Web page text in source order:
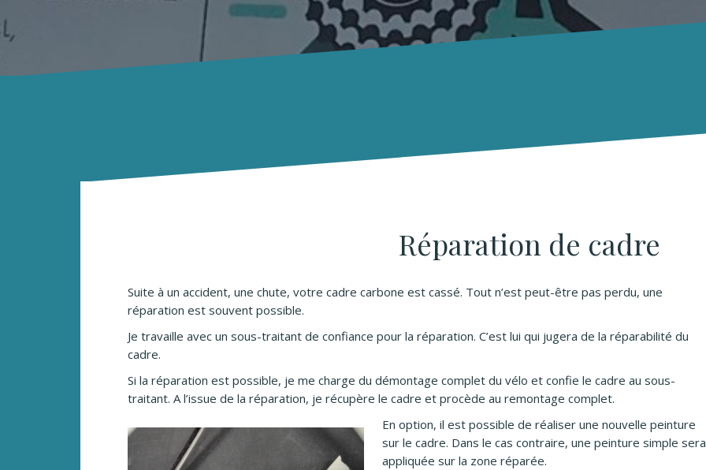
Réparation de cadre
Suite à un accident, une chute, votre cadre carbone est cassé. Tout n’est peut-être pas perdu, une
réparation est souvent possible.
Je travaille avec un sous-traitant de confiance pour la réparation. C’est lui qui jugera de la réparabilité du
cadre.
Si la réparation est possible, je me charge du démontage complet du vélo et confie le cadre au sous-
traitant. A l’issue de la réparation, je récupère le cadre et procède au remontage complet.
En option, il est possible de réaliser une nouvelle peinture
sur le cadre. Dans le cas contraire, une peinture simple sera
appliquée sur la zone réparée.